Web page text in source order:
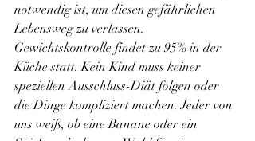
notwendig ist, um diesen gefährlichen
Lebensweg zu verlassen.
Gewichtskontrolle findet zu 95% in der
Küche statt. Kein Kind muss keiner
speziellen Ausschluss-Diät folgen oder
die Dinge kompliziert machen. Jeder von
uns weiß, ob eine Banane oder ein